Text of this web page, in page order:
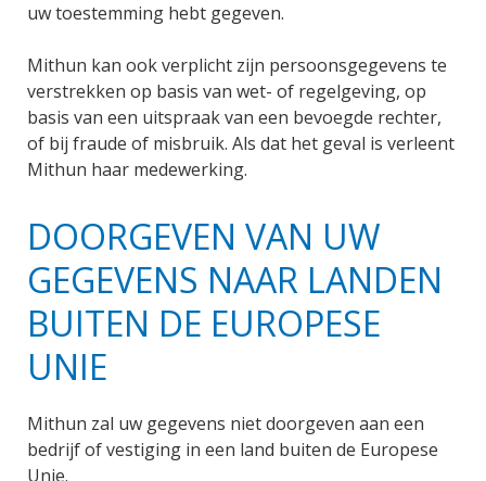
uw toestemming hebt gegeven.
Mithun kan ook verplicht zijn persoonsgegevens te
verstrekken op basis van wet- of regelgeving, op
basis van een uitspraak van een bevoegde rechter,
of bij fraude of misbruik. Als dat het geval is verleent
Mithun haar medewerking.
DOORGEVEN VAN UW
GEGEVENS NAAR LANDEN
BUITEN DE EUROPESE
UNIE
Mithun zal uw gegevens niet doorgeven aan een
bedrijf of vestiging in een land buiten de Europese
Unie.